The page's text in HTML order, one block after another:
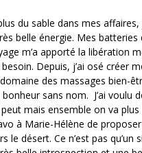
du sable dans mes affaires,
belle énergie. Mes batteries
m’a apporté la libération
Depuis, j’ai osé créer
des massages bien-
sans nom. J’ai voulu
mais ensemble on va plus
à Marie-Hélène de
le désert. Ce n’est pas qu’un